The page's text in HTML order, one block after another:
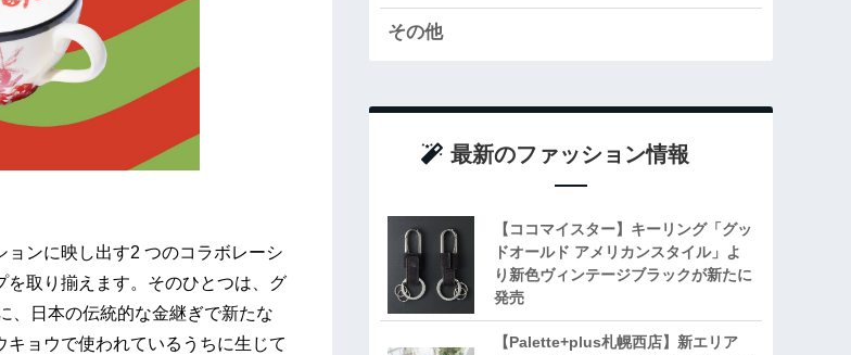
ンに映し出す2 つのコラボレーシ
を取り揃えます。そのひとつは、グ
、日本の伝統的な金継ぎで新たな
ョウで使われているうちに生じて
その他
最新のファッション情報
【ココマイスター】キーリング「グッ
ドオールド アメリカンスタイル」よ
り新色ヴィンテージブラックが新たに
発売
【Palette+plus札幌西店】新エリア